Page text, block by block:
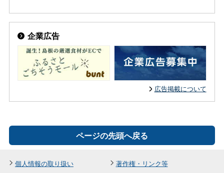
企業広告
広告掲載について
ページの先頭へ戻る
個人情報の取り扱い
著作権・リンク等